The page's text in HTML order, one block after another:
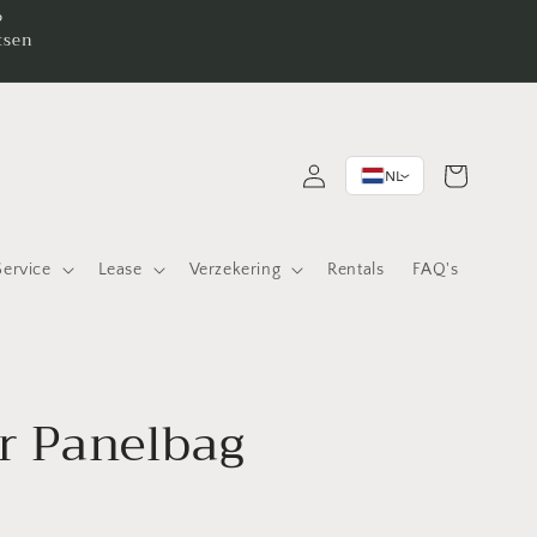
Lease Verzekering Rentals FAQ's
Inloggen NL>
Winkelwagen
Panelbag